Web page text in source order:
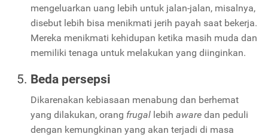
mengeluarkan uang lebih untuk jalan-jalan, misalnya,
disebut lebih bisa menikmati jerih payah saat bekerja.
Mereka menikmati kehidupan ketika masih muda dan
memiliki tenaga untuk melakukan yang diinginkan.
Beda persepsi
Dikarenakan kebiasaan menabung dan berhemat
yang dilakukan, orang frugal lebih aware dan peduli
dengan kemungkinan yang akan terjadi di masa